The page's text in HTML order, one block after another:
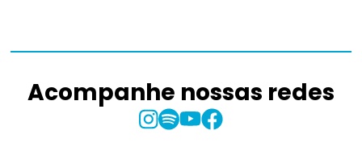
Acompanhe nossas redes